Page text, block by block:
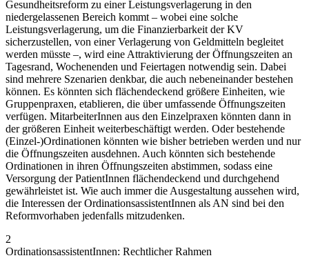
Gesundheitsreform zu einer Leistungsverlagerung in den
niedergelassenen Bereich kommt – wobei eine solche
Leistungsverlagerung, um die Finanzierbarkeit der KV
sicherzustellen, von einer Verlagerung von Geldmitteln begleitet
werden müsste –, wird eine Attraktivierung der Öffnungszeiten an
Tagesrand, Wochenenden und Feiertagen notwendig sein. Dabei
sind mehrere Szenarien denkbar, die auch nebeneinander bestehen
können. Es könnten sich flächendeckend größere Einheiten, wie
Gruppenpraxen, etablieren, die über umfassende Öffnungszeiten
verfügen. MitarbeiterInnen aus den Einzelpraxen könnten dann in
der größeren Einheit weiterbeschäftigt werden. Oder bestehende
(Einzel-)Ordinationen könnten wie bisher betrieben werden und nur
die Öffnungszeiten ausdehnen. Auch könnten sich bestehende
Ordinationen in ihren Öffnungszeiten abstimmen, sodass eine
Versorgung der PatientInnen flächendeckend und durchgehend
gewährleistet ist. Wie auch immer die Ausgestaltung aussehen wird,
die Interessen der OrdinationsassistentInnen als AN sind bei den
Reformvorhaben jedenfalls mitzudenken.
2
OrdinationsassistentInnen: Rechtlicher Rahmen